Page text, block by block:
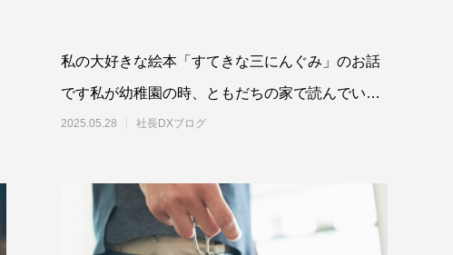
私の大好きな絵本「すてきな三にんぐみ」のお話
です私が幼稚園の時、ともだちの家で読んでいた
絵本です。今でも大好きで
2025.05.28 社長DXブログ